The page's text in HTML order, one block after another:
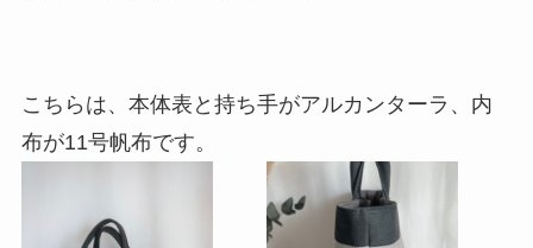
こちらは、本体表と持ち手がアルカンターラ、内
布が11号帆布です。